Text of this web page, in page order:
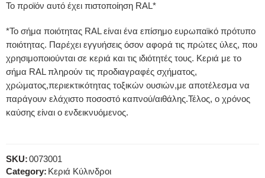
Το προϊόν αυτό έχει πιστοποίηση RAL*
*Το σήμα ποιότητας RAL είναι ένα επίσημο ευρωπαϊκό πρότυπο
ποιότητας. Παρέχει εγγυήσεις όσον αφορά τις πρώτες ύλες, που
χρησιμοποιούνται σε κεριά και τις ιδιότητές τους. Κεριά με το
σήμα RAL πληρούν τις προδιαγραφές σχήματος,
χρώματος,περιεκτικότητας τοξικών ουσιών,με αποτέλεσμα να
παράγουν ελάχιστο ποσοστό καπνού/αιθάλης.Τέλος, ο χρόνος
καύσης είναι ο ενδεικνυόμενος.
SKU:0073001
Category: Κεριά Κύλινδροι